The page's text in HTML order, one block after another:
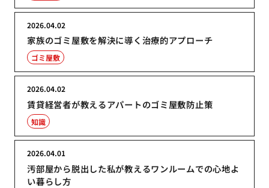
家族のゴミ屋敷を解決に導く治療的アプローチ
2026.04.02
ゴミ屋敷
賃貸経営者が教えるアパートのゴミ屋敷防止策
2026.04.02
知識
汚部屋から脱出した私が教えるワンルームでの心地よ
い暮らし方
2026.04.01